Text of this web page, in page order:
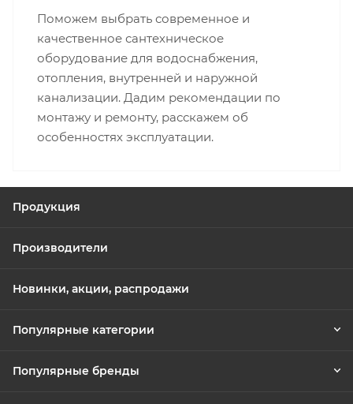
Поможем выбрать современное и
качественное сантехническое
оборудование для водоснабжения,
отопления, внутренней и наружной
канализации. Дадим рекомендации по
монтажу и ремонту, расскажем об
особенностях эксплуатации.
Продукция
Производители
Новинки, акции, распродажи
Популярные категории
Популярные бренды